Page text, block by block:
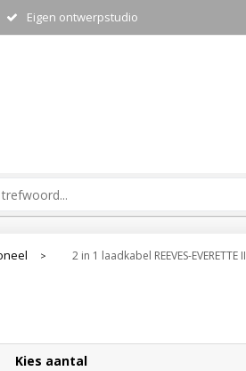
Eigen ontwerpstudio
> 2 in 1 laadkabel REEVES-EVERETTE II
Kies aantal